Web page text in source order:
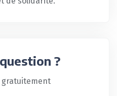
?
gratuitement